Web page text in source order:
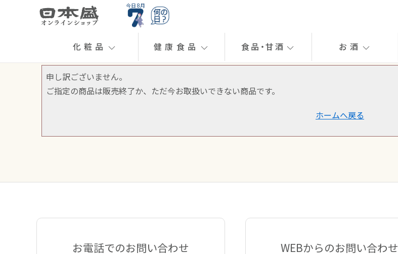
今日 8月
化粧品 健康食品 食品・甘酒 お酒
申し訳ございません。
ご指定の商品は販売終了か、ただ今お取扱いできない商品です。
ホームへ戻る
お電話でのお問い合わせ WEBからのお問い合わせ